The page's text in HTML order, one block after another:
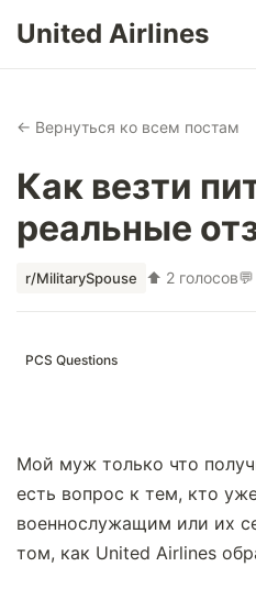
United Airlines
← Вернуться ко всем постам
Как везти
реальные
r/MilitarySpouse ⬆ 2 голосов
PCS Questions
Мой муж только что
есть вопрос к тем, кто
военнослужащим или их
том, как United Airlines